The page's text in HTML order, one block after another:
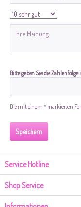
Bitte geben Sie die
Die mit einem * markierten
Speichern
Service Hotline
Shop Service